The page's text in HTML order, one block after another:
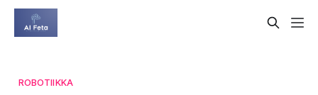
ROBOTIIKKA